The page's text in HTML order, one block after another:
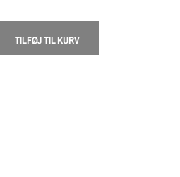
TILFØJ TIL KURV